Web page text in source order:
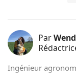
Par
Ingénieur
pour les mots et